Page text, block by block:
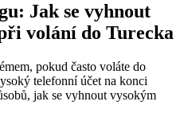
Jak se vyhnout
volání do Turecka
pokud často voláte do
telefonní účet na konci
jak se vyhnout vysokým